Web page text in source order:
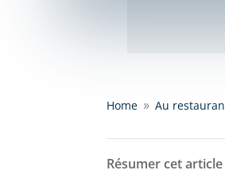
Home 9 Au
Résumer cet article